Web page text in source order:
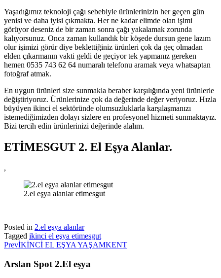
Yaşadığımız teknoloji çağı sebebiyle ürünlerinizin her geçen gün
yenisi ve daha iyisi çıkmakta. Her ne kadar elimde olan işimi
görüyor deseniz de bir zaman sonra çağı yakalamak zorunda
kalıyorsunuz. Onca zaman kullandık bir köşede dursun gene lazım
olur işimizi görür diye beklettiğiniz ürünleri çok da geç olmadan
elden çıkarmanın vakti geldi de geçiyor tek yapmanız gereken
hemen 0535 743 62 64 numaralı telefonu aramak veya whatsaptan
fotoğraf atmak.
En uygun ürünleri size sunmakla beraber karşılığında yeni ürünlerle
değiştiriyoruz. Ürünlerinize çok da değerinde değer veriyoruz. Hızla
büyüyen ikinci el sektöründe olumsuzluklarla karşılaşmanızı
istemediğimizden dolayı sizlere en profesyonel hizmeti sunmaktayız.
Bizi tercih edin ürünlerinizi değerinde alalım.
ETİMESGUT 2. El Eşya Alanlar.
,
2.el eşya alanlar etimesgut
Posted in 2.el eşya alanlar
Tagged ikinci el eşya etimesgut
PrevİKİNCİ EL EŞYA YAŞAMKENT
Arslan Spot 2.El eşya